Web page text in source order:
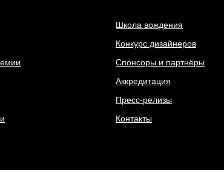
Школа вождения
Конкурс дизайнеров
Спонсоры и партнёры
Аккредитация
Пресс-релизы
Контакты